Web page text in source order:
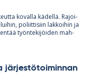
ko­valla kä­dellä. Ra­joi­
po­liit­ti­siin lak­koi­hin ja
työn­te­ki­jöi­den mah­
jär­jes­tö­toi­min­nan